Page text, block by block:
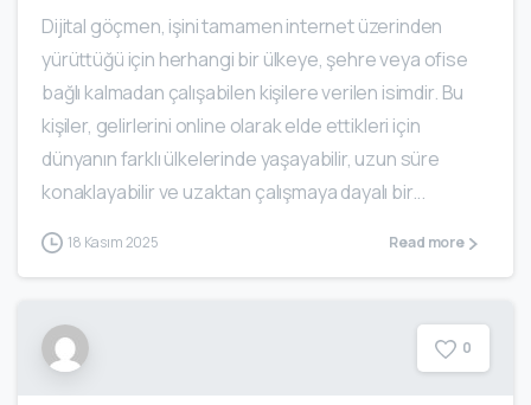
Dijital göçmen, işini tamamen internet üzerinden
yürüttüğü için herhangi bir ülkeye, şehre veya ofise
bağlı kalmadan çalışabilen kişilere verilen isimdir. Bu
kişiler, gelirlerini online olarak elde ettikleri için
dünyanın farklı ülkelerinde yaşayabilir, uzun süre
konaklayabilir ve uzaktan çalışmaya dayalı bir...
18 Kasım 2025 Read more
0